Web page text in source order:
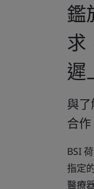
鑑
求
遲
與
合
BSI
指定
醫療